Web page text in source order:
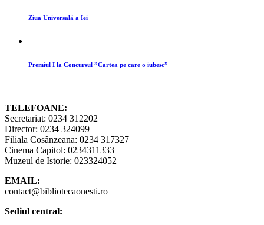
Ziua Universală a Iei
Premiul I la Concursul ”Cartea pe care o iubesc”
TELEFOANE:
Secretariat: 0234 312202
Director: 0234 324099
Filiala Cosânzeana: 0234 317327
Cinema Capitol: 0234311333
Muzeul de Istorie: 023324052
EMAIL:
contact@bibliotecaonesti.ro
Sediul central: